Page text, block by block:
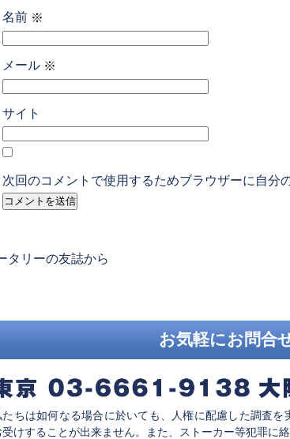
名前 ※
メール ※
サイト
次回のコメントで使用するためブラウザーに自分
タリーの友誌から
お気軽にお問合
たちは如何なる場合に於いても、人権に配慮した調査
受けすることが出来ません。また、ストーカー等犯罪に